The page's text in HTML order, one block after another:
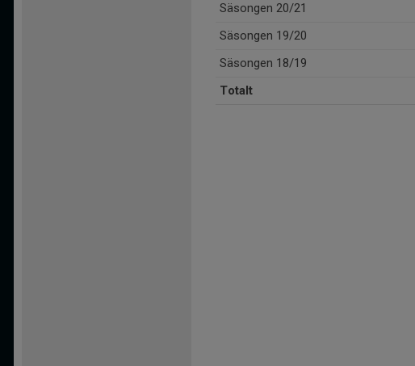
Säsongen 20/21
Säsongen 19/20
Säsongen 18/19
Totalt